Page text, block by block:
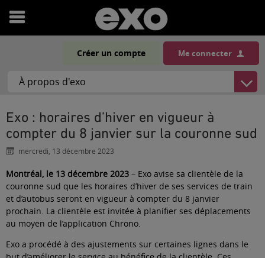
Ouvrir
menu
Créer un compte Me connecter
Exo : horaires d’hiver en vigueur à
compter du 8 janvier sur la couronne sud
mercredi, 13 décembre 2023
Montréal, le 13 décembre 2023 – Exo avise sa clientèle de la
couronne sud que les horaires d’hiver de ses services de train
et d’autobus seront en vigueur à compter du 8 janvier
prochain. La clientèle est invitée à planifier ses déplacements
au moyen de l’application Chrono.
Exo a procédé à des ajustements sur certaines lignes dans le